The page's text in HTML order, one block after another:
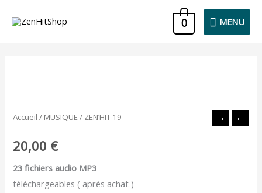
MENU
MENU
0
Accueil / MUSIQUE / ZEN’HIT 19
20,00 €
23 fichiers audio MP3
téléchargeables ( après achat )
19